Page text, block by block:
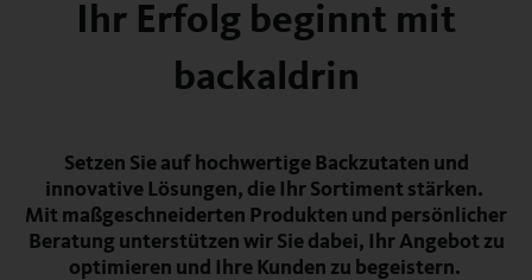
Ihr Erfolg beginnt mit
backaldrin
Setzen Sie auf hochwertige Backzutaten und
innovative Lösungen, die Ihr Sortiment stärken.
Mit maßgeschneiderten Produkten und persönlicher
Beratung unterstützen wir Sie dabei, Ihr Angebot zu
optimieren und Ihre Kunden zu begeistern.